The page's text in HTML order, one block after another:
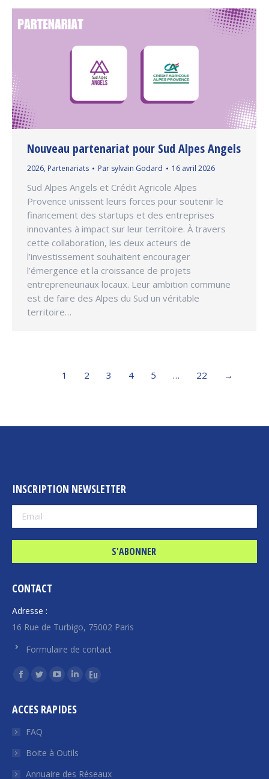
Nouveau partenariat pour Sud Alpes Angels
2026, Partenariats Par sylvain Godard 16 avril 2026
Sud Alpes Angels et Crédit Agricole Alpes
Provence unissent leurs forces pour soutenir le
financement des startups et des entreprises
innovantes à impact sur leur territoire. À travers
cette collaboration, les deux acteurs de
l’investissement souhaitent encourager
l’émergence et la croissance de projets
entrepreneuriaux locaux. Leur ambition commune
est de faire des Alpes du Sud un véritable
territoire…
1 2 3 4 5 … 22 →
INSCRIPTION NEWSLETTER
CONTACT
Adresse :
16 Rue de Turbigo, 75002 Paris
Formulaire de contact
Trouvez nous sur :
La
Facebook
s'ouvre
une
nouvelle
La
Twitter
s'ouvre
une
nouvelle
La
YouTube
une
nouvelle
La
LinkedIn
une
nouvelle
La
nouvelle
ACCES RAPIDES
FAQ
Boite à Outils
Annuaire des Réseaux